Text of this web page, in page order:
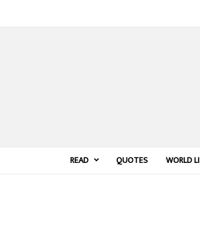
READ QUOTES WORLD